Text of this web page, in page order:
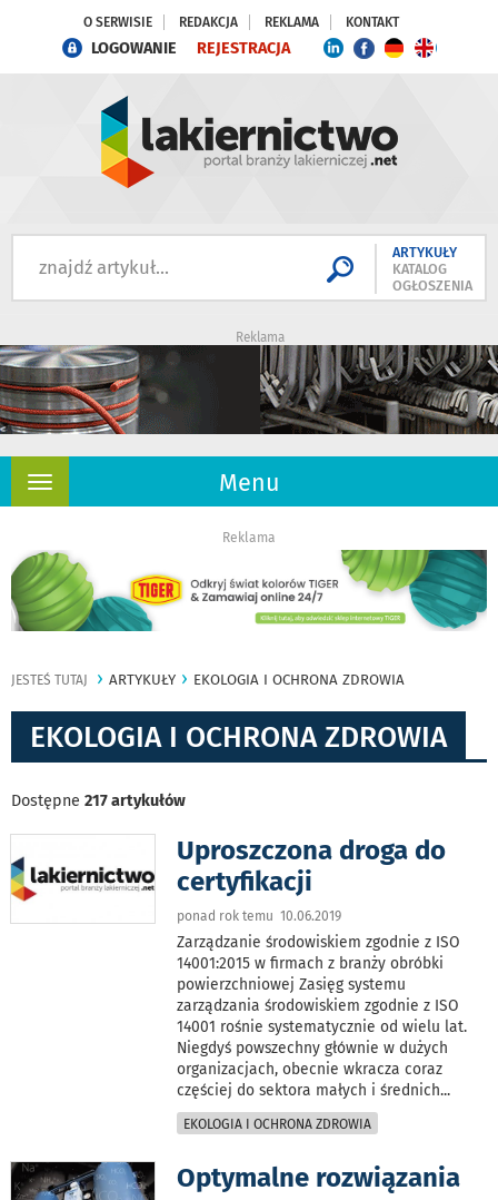
O SERWISIE REDAKCJA REKLAMA KONTAKT
LOGOWANIE REJESTRACJA
ARTYKUŁY
KATALOG
OGŁOSZENIA
Reklama
Menu
Rozwiń
Reklama
JESTEŚ TUTAJ ARTYKUŁY EKOLOGIA I OCHRONA ZDROWIA
EKOLOGIA I OCHRONA ZDROWIA
Dostępne 217 artykułów
Uproszczona droga do
certyfikacji
ponad rok temu 10.06.2019
Zarządzanie środowiskiem zgodnie z ISO
14001:2015 w firmach z branży obróbki
powierzchniowej Zasięg systemu
zarządzania środowiskiem zgodnie z ISO
14001 rośnie systematycznie od wielu lat.
Niegdyś powszechny głównie w dużych
organizacjach, obecnie wkracza coraz
częściej do sektora małych i średnich...
EKOLOGIA I OCHRONA ZDROWIA
Optymalne rozwiązania